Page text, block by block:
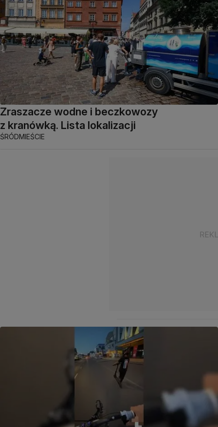
Zraszacze wodne i beczkowozy
z kranówką. Lista lokalizacji
ŚRÓDMIEŚCIE